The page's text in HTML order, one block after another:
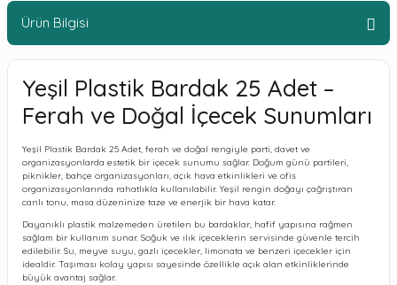
Ürün Bilgisi
Yeşil Plastik Bardak 25 Adet –
Ferah ve Doğal İçecek Sunumları
Yeşil Plastik Bardak 25 Adet, ferah ve doğal rengiyle parti, davet ve
organizasyonlarda estetik bir içecek sunumu sağlar. Doğum günü partileri,
piknikler, bahçe organizasyonları, açık hava etkinlikleri ve ofis
organizasyonlarında rahatlıkla kullanılabilir. Yeşil rengin doğayı çağrıştıran
canlı tonu, masa düzeninize taze ve enerjik bir hava katar.
Dayanıklı plastik malzemeden üretilen bu bardaklar, hafif yapısına rağmen
sağlam bir kullanım sunar. Soğuk ve ılık içeceklerin servisinde güvenle tercih
edilebilir. Su, meyve suyu, gazlı içecekler, limonata ve benzeri içecekler için
idealdir. Taşıması kolay yapısı sayesinde özellikle açık alan etkinliklerinde
büyük avantaj sağlar.